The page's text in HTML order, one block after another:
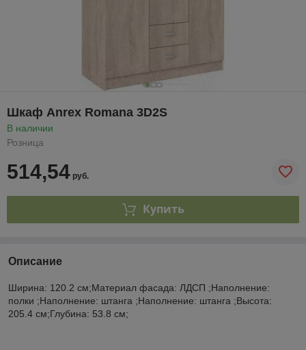
Шкаф Anrex Romana 3D2S
В наличии
Розница
514,54 руб.
Купить
Описание
Ширина: 120.2 см;Материал фасада: ЛДСП ;Наполнение:
полки ;Наполнение: штанга ;Наполнение: штанга ;Высота:
205.4 см;Глубина: 53.8 см;